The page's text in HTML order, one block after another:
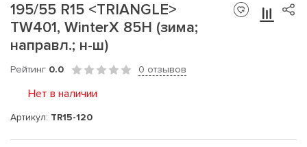
195/55 R15 <TRIANGLE>
TW401, WinterX 85H (зима;
направл.; н-ш)
Рейтинг 0.0 0 отзывов
Нет в наличии
Артикул: TR15-120